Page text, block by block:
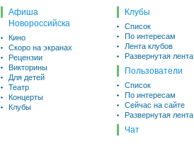
Афиша
Новороссийска
Кино
Скоро на экранах
Рецензии
Викторины
Для детей
Театр
Концерты
Клубы
Клубы
Список
По интересам
Лента клубов
Развернутая лента
Пользователи
Список
По интересам
Сейчас на сайте
Развернутая лента
Чат